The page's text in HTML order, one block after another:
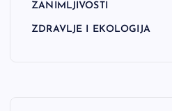
ZANIMLJIVOSTI
ZDRAVLJE I EKOLOGIJA